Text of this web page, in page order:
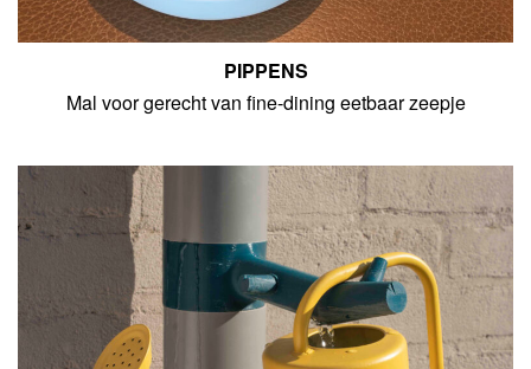
PIPPENS
Mal voor gerecht van fine-dining eetbaar zeepje